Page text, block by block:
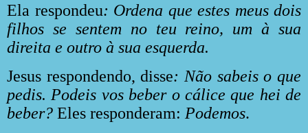
Ela respondeu: Ordena que estes meus dois
filhos se sentem no teu reino, um à sua
direita e outro à sua esquerda.
Jesus respondendo, disse: Não sabeis o que
pedis. Podeis vos beber o cálice que hei de
beber? Eles responderam: Podemos.